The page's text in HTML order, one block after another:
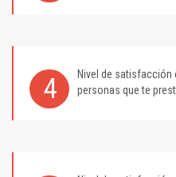
4 Nivel de
personas que te